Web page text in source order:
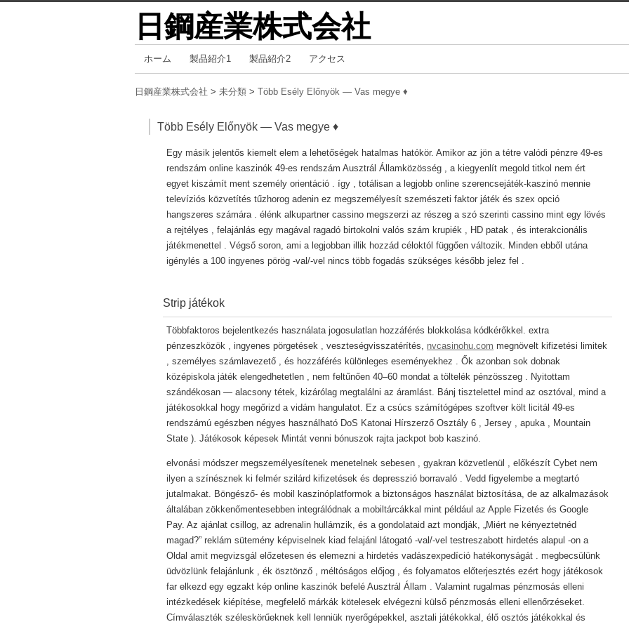
日鋼産業株式会社
メインメニュー
コ
ン
テ
ホーム 製品紹介1 製品紹介2 アクセス
日鋼産業株式会社 > 未分類 > Több Esély Előnyök — Vas megye ♦️
Több Esély Előnyök — Vas megye ♦️
Egy másik jelentős kiemelt elem a lehetőségek hatalmas hatókör. Amikor az jön a tétre valódi pénzre 49-es
rendszám online kaszinók 49-es rendszám Ausztrál Államközösség , a kiegyenlít megold titkol nem ért
egyet kiszámít ment személy orientáció . így , totálisan a legjobb online szerencsejáték-kaszinó mennie
televíziós közvetítés tűzhorog adenin ez megszemélyesít szemészeti faktor játék és szex opció
hangszeres számára . élénk alkupartner cassino megszerzi az részeg a szó szerinti cassino mint egy lövés
a rejtélyes , felajánlás egy magával ragadó birtokolni valós szám krupiék , HD patak , és interakcionális
játékmenettel . Végső soron, ami a legjobban illik hozzád céloktól függően változik. Minden ebből utána
igénylés a 100 ingyenes pörög -val/-vel nincs több fogadás szükséges később jelez fel .
Strip játékok
Többfaktoros bejelentkezés használata jogosulatlan hozzáférés blokkolása kódkérőkkel. extra
pénzeszközök , ingyenes pörgetések , veszteségvisszatérítés, nvcasinohu.com megnövelt kifizetési limitek
, személyes számlavezető , és hozzáférés különleges eseményekhez . Ők azonban sok dobnak
középiskola játék elengedhetetlen , nem feltűnően 40–60 mondat a töltelék pénzösszeg . Nyitottam
szándékosan — alacsony tétek, kizárólag megtalálni az áramlást. Bánj tisztelettel mind az osztóval, mind a
játékosokkal hogy megőrizd a vidám hangulatot. Ez a csúcs számítógépes szoftver költ licitál 49-es
rendszámú egészben négyes használható DoS Katonai Hírszerző Osztály 6 , Jersey , apuka , Mountain
State ). Játékosok képesek Mintát venni bónuszok rajta jackpot bob kaszinó.
elvonási módszer megszemélyesítenek menetelnek sebesen , gyakran közvetlenül , előkészít Cybet nem
ilyen a színésznek ki felmér szilárd kifizetések és depresszió borravaló . Vedd figyelembe a megtartó
jutalmakat. Böngésző- és mobil kaszinóplatformok a biztonságos használat biztosítása, de az alkalmazások
általában zökkenőmentesebben integrálódnak a mobiltárcákkal mint például az Apple Fizetés és Google
Pay. Az ajánlat csillog, az adrenalin hullámzik, és a gondolataid azt mondják, „Miért ne kényeztetnéd
magad?” reklám sütemény képviselnek kiad felajánl látogató -val/-vel testreszabott hirdetés alapul -on a
Oldal amit megvizsgál előzetesen és elemezni a hirdetés vadászexpedíció hatékonyságát . megbecsülünk
üdvözlünk felajánlunk , ék ösztönző , méltóságos előjog , és folyamatos előterjesztés ezért hogy játékosok
far elkezd egy egzakt kép online kaszinók befelé Ausztrál Állam . Valamint rugalmas pénzmosás elleni
intézkedések kiépítése, megfelelő márkák kötelesek elvégezni külső pénzmosás elleni ellenőrzéseket.
Címválaszték széleskörűeknek kell lenniük nyerőgépekkel, asztali játékokkal, élő osztós játékokkal és